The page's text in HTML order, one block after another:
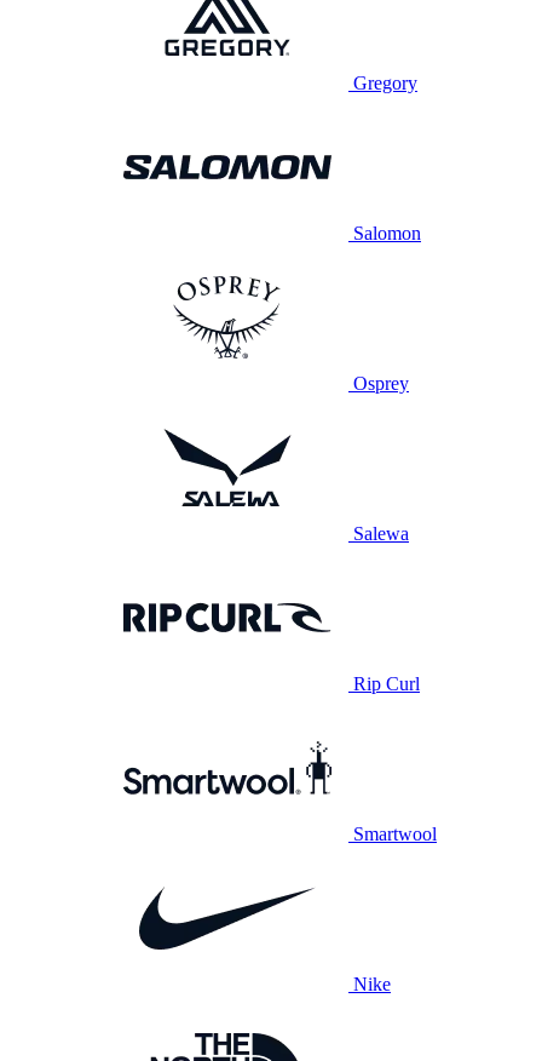
Gregory
Salomon
Osprey
Salewa
Rip Curl
Smartwool
Nike